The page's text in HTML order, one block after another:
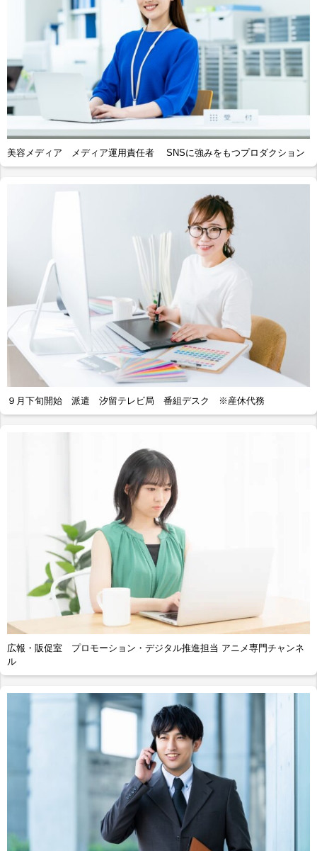
美容メディア メディア運用責任者 SNSに強みをもつプロダクション
９月下旬開始 派遣 汐留テレビ局 番組デスク ※産休代務
広報・販促室 プロモーション・デジタル推進担当 アニメ専門チャンネ
ル